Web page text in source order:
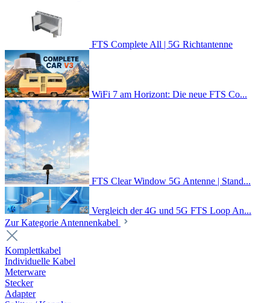
FTS Complete All | 5G Richtantenne
WiFi 7 am Horizont: Die neue FTS Co...
FTS Clear Window 5G Antenne | Stand...
Vergleich der 4G und 5G FTS Loop An...
Zur Kategorie Antennenkabel
Komplettkabel
Individuelle Kabel
Meterware
Stecker
Adapter